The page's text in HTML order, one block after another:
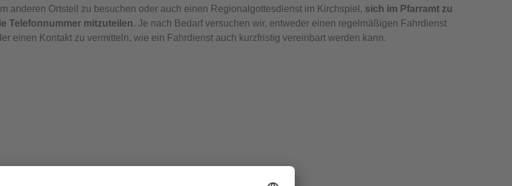
anderen Ortsteil zu besuchen oder auch einen Regionalgottesdienst im Kirchspiel, sich im Pfarramt zu
Telefonnummer mitzuteilen. Je nach Bedarf versuchen wir, entweder einen regelmäßigen Fahrdienst
einen Kontakt zu vermitteln, wie ein Fahrdienst auch kurzfristig vereinbart werden kann.